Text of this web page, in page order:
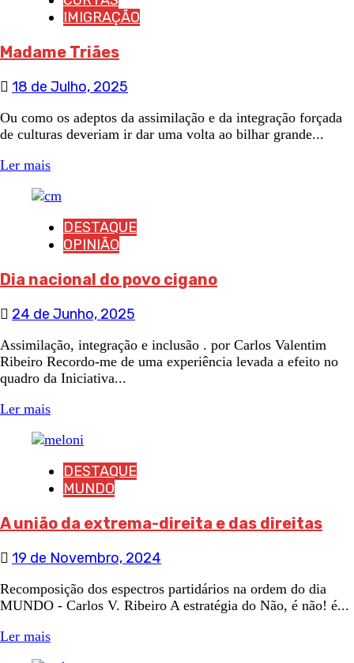
IMIGRAÇÃO
Madame Triães
18 de Julho, 2025
Ou como os adeptos da assimilação e da integração forçada
de culturas deveriam ir dar uma volta ao bilhar grande...
Ler mais
DESTAQUE
OPINIÃO
Dia nacional do povo cigano
24 de Junho, 2025
Assimilação, integração e inclusão . por Carlos Valentim
Ribeiro Recordo-me de uma experiência levada a efeito no
quadro da Iniciativa...
Ler mais
DESTAQUE
MUNDO
A união da extrema-direita e das direitas
19 de Novembro, 2024
Recomposição dos espectros partidários na ordem do dia
MUNDO - Carlos V. Ribeiro A estratégia do Não, é não! é...
Ler mais